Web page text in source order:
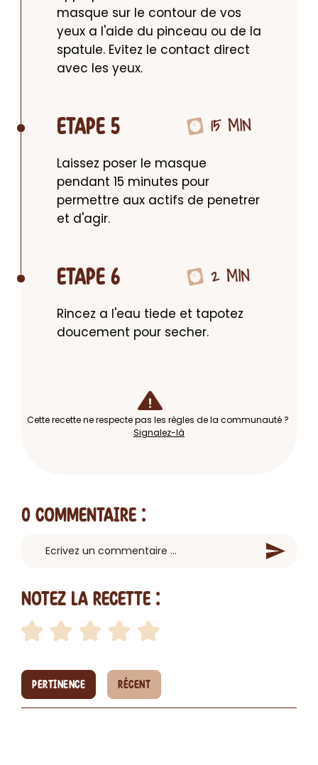
masque sur le contour de vos
yeux a l'aide du pinceau ou de la
spatule. Evitez le contact direct
avec les yeux.
ETAPE 5 15 MIN
Laissez poser le masque
pendant 15 minutes pour
permettre aux actifs de penetrer
et d'agir.
ETAPE 6 2 MIN
Rincez a l'eau tiede et tapotez
doucement pour secher.
Cette recette ne respecte pas les règles de la communauté ?
Signalez-là
0 Commentaire :
Notez la recette :
PERTINENCE RÉCENT